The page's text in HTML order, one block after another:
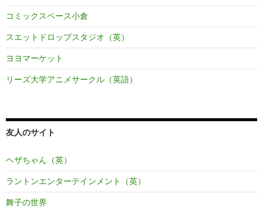
コミックスペース小倉
スエットドロップスタジオ（英）
ヨヨマーケット
リーズ大学アニメサークル（英語）
友人のサイト
ヘザちゃん（英）
ラントンエンターテインメント（英）
舞子の世界